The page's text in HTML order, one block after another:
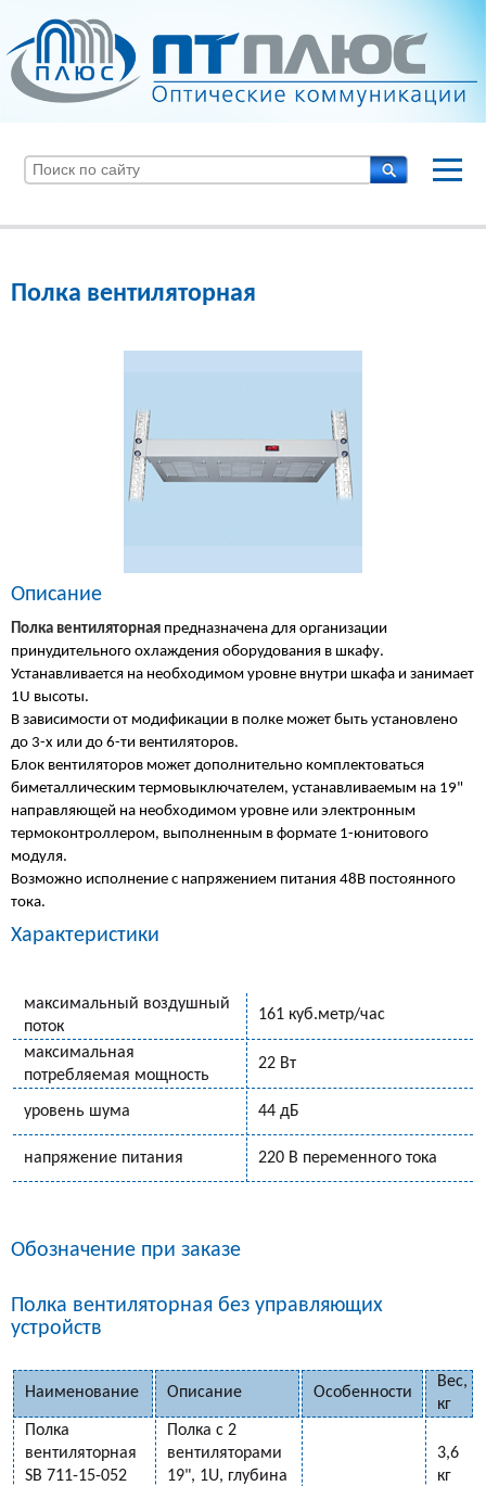
Полка вентиляторная
Описание
Полка вентиляторная предназначена для организации
принудительного охлаждения оборудования в шкафу.
Устанавливается на необходимом уровне внутри шкафа и занимает
1U высоты.
В зависимости от модификации в полке может быть установлено
до 3-х или до 6-ти вентиляторов.
Блок вентиляторов может дополнительно комплектоваться
биметаллическим термовыключателем, устанавливаемым на 19"
направляющей на необходимом уровне или электронным
термоконтроллером, выполненным в формате 1-юнитового
модуля.
Возможно исполнение с напряжением питания 48В постоянного
тока.
Характеристики
максимальный воздушный
поток
161 куб.метр/час
максимальная
потребляемая мощность
22 Вт
уровень шума 44 дБ
напряжение питания 220 В переменного тока
Обозначение при заказе
Полка вентиляторная без управляющих
устройств
Наименование Описание Особенности
Вес,
кг
Полка
вентиляторная
SB 711-15-052
Полка с 2
вентиляторами
19", 1U, глубина
3,6
кг